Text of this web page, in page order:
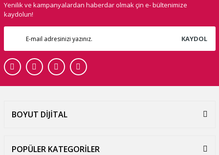
Yenilik ve kampanyalardan haberdar olmak çin e- bültenimize
kaydolun!
KAYDOL
BOYUT DİJİTAL
POPÜLER KATEGORİLER